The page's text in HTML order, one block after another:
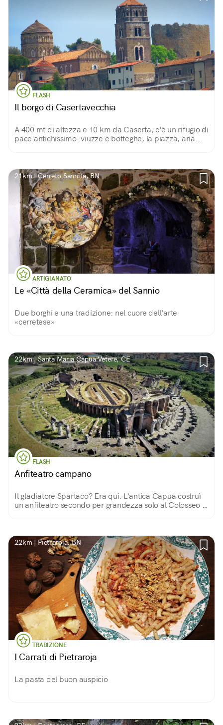
FLASH
Il borgo di Casertavecchia
A 400 mt di altezza e 10 km da Caserta, c'è un rifugio di
pace antichissimo: viuzze e botteghe, la piazza, aria
21km | Cerreto Sannita, BN
ARTIGIANATO
Le «Città della Ceramica» del Sannio
Due borghi e una tradizione: nel cuore dell'arte
«cerretese»
22km | Santa Maria Capua Vetere, CE
FLASH
Anfiteatro campano
Il gladiatore Spartaco? Era qui. L'antica Capua costruì
un anfiteatro secondo per grandezza solo al Colosseo e
22km | Pietraroja, BN
TRADIZIONE
I Carrati di Pietraroja
La pasta del buon auspicio